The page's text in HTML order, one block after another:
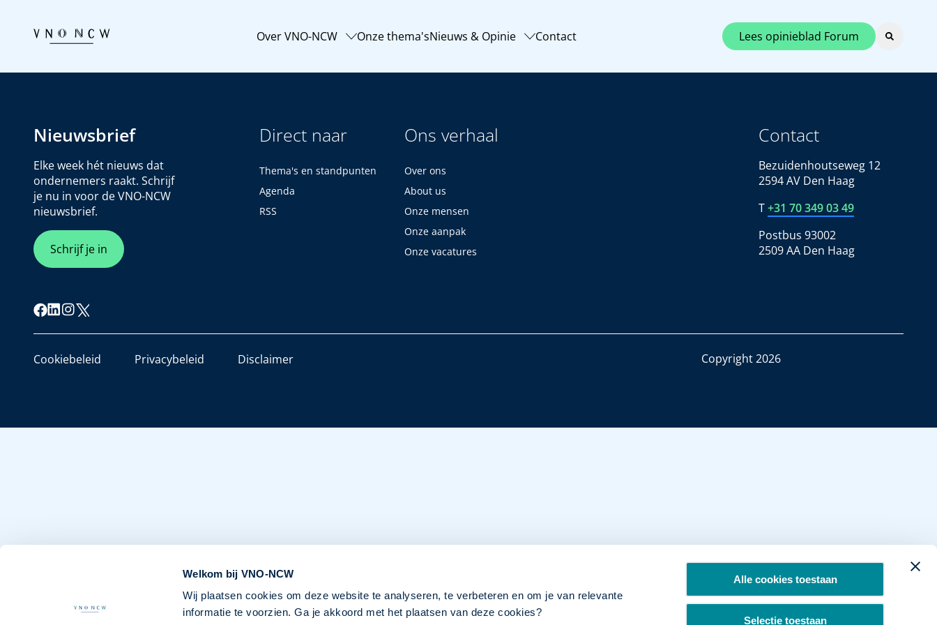
Welkom bij VNO-NCW
Wij plaatsen cookies om deze website te analyseren, te verbeteren en om je van relevante
informatie te voorzien. Ga je akkoord met het plaatsen van deze cookies?
Alle cookies toestaan
Selectie toestaan
Over VNO-NCW Onze thema'sNieuws & Opinie Contact Lees opinieblad Forum
Nieuwsbrief
Elke week hét nieuws dat
ondernemers raakt. Schrijf
je nu in voor de VNO-NCW
nieuwsbrief.
Schrijf je in
Direct naar
Thema's en standpunten
Agenda
RSS
Ons verhaal
Over ons
About us
Onze mensen
Onze aanpak
Onze vacatures
Contact
Bezuidenhoutseweg 12
2594 AV Den Haag
T+31 70 349 03 49
Postbus 93002
2509 AA Den Haag
Cookiebeleid Privacybeleid Disclaimer Copyright 2026